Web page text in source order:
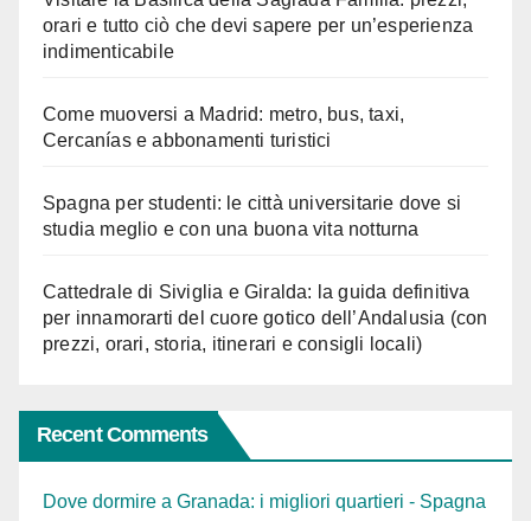
orari e tutto ciò che devi sapere per un’esperienza
indimenticabile
Come muoversi a Madrid: metro, bus, taxi,
Cercanías e abbonamenti turistici
Spagna per studenti: le città universitarie dove si
studia meglio e con una buona vita notturna
Cattedrale di Siviglia e Giralda: la guida definitiva
per innamorarti del cuore gotico dell’Andalusia (con
prezzi, orari, storia, itinerari e consigli locali)
Recent Comments
Dove dormire a Granada: i migliori quartieri - Spagna